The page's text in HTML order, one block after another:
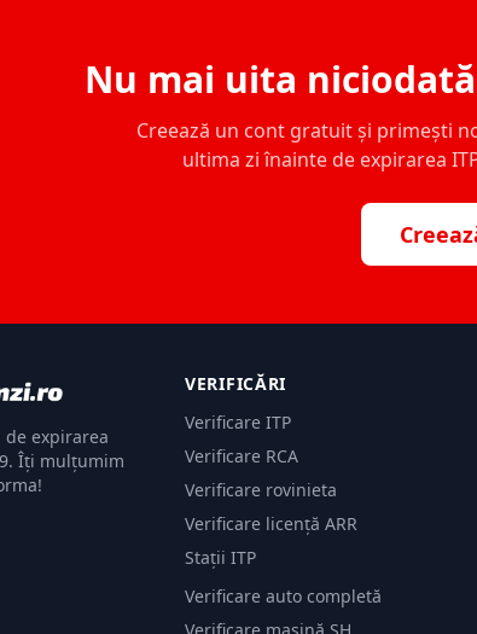
Nu mai uita
Creează un cont gratuit și primești
ultima zi înainte de expirarea
expirarea
Îți mulțumim
VERIFICĂRI
Verificare ITP
Verificare RCA
Verificare rovinieta
Verificare licență ARR
Stații ITP
Verificare auto completă